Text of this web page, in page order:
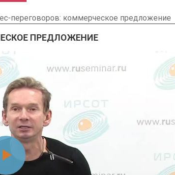
переговоров: коммерческое предложение
ПРЕДЛОЖЕНИЕ
Воспроизвести